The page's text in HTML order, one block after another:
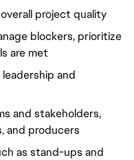
project quality
blockers, prioritize
are met
and
and stakeholders,
and producers
as stand-ups and